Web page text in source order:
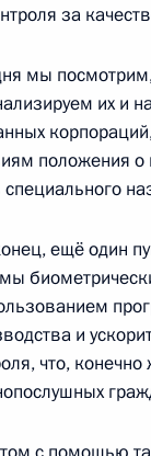
с
ОПК
2016 года, 15:30
о
между
границы
и
года, 09:15
за
мы
их и
положения о
специального
ещё один
и
что,